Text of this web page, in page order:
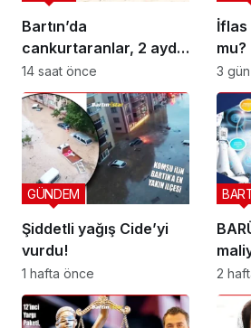
Bartın’da
cankurtaranlar, 2 ayda
bakın kaç hayat
kurtardı?
14 saat önce
İflas
mu?
3
Şiddetli yağış Cide’yi
vurdu!
GÜNDEM
1 hafta önce 2